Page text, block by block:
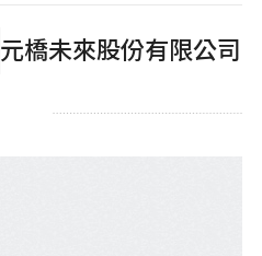
元橋未來股份有限公司